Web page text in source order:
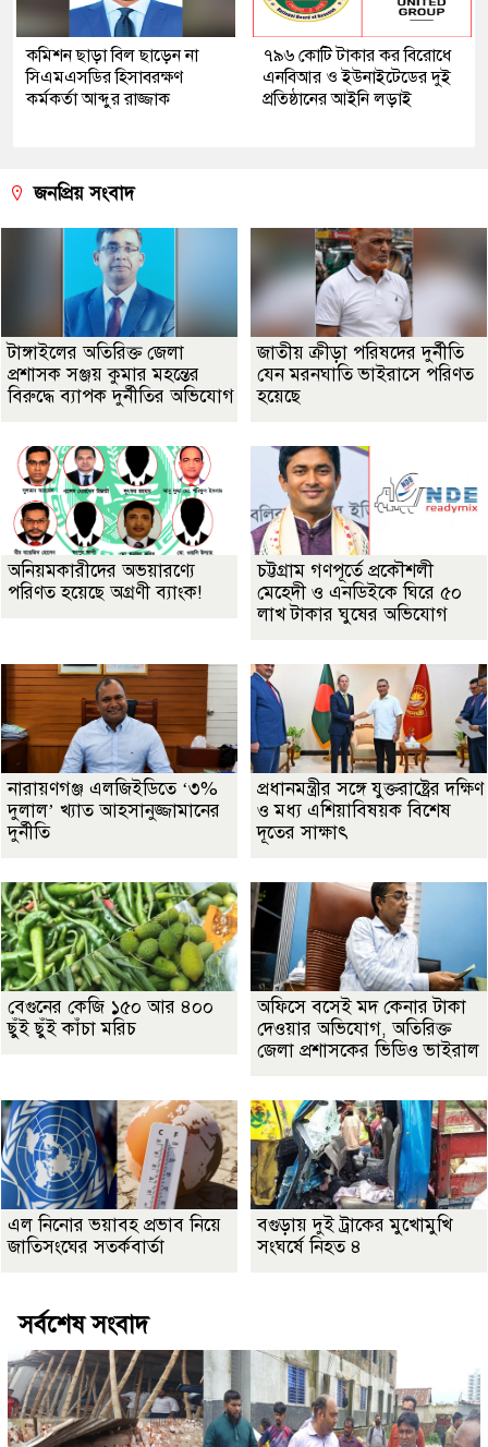
কমিশন ছাড়া বিল ছাড়েন না
সিএমএসডির হিসাবরক্ষণ
কর্মকর্তা আব্দুর রাজ্জাক
৭৯৬ কোটি টাকার কর বিরোধে
এনবিআর ও ইউনাইটেডের দুই
প্রতিষ্ঠানের আইনি লড়াই
জনপ্রিয় সংবাদ
টাঙ্গাইলের অতিরিক্ত জেলা
প্রশাসক সঞ্জয় কুমার মহন্তের
বিরুদ্ধে ব্যাপক দুর্নীতির অভিযোগ
জাতীয় ক্রীড়া পরিষদের দুর্নীতি
যেন মরনঘাতি ভাইরাসে পরিণত
হয়েছে
অনিয়মকারীদের অভয়ারণ্যে
পরিণত হয়েছে অগ্রণী ব্যাংক!
চট্টগ্রাম গণপূর্তে প্রকৌশলী
মেহেদী ও এনডিইকে ঘিরে ৫০
লাখ টাকার ঘুষের অভিযোগ
নারায়ণগঞ্জ এলজিইডিতে ‘৩%
দুলাল’ খ্যাত আহসানুজ্জামানের
দুর্নীতি
প্রধানমন্ত্রীর সঙ্গে যুক্তরাষ্ট্রের দক্ষিণ
ও মধ্য এশিয়াবিষয়ক বিশেষ
দূতের সাক্ষাৎ
বেগুনের কেজি ১৫০ আর ৪০০
ছুঁই ছুঁই কাঁচা মরিচ
অফিসে বসেই মদ কেনার টাকা
দেওয়ার অভিযোগ, অতিরিক্ত
জেলা প্রশাসকের ভিডিও ভাইরাল
এল নিনোর ভয়াবহ প্রভাব নিয়ে
জাতিসংঘের সতর্কবার্তা
বগুড়ায় দুই ট্রাকের মুখোমুখি
সংঘর্ষে নিহত ৪
সর্বশেষ সংবাদ